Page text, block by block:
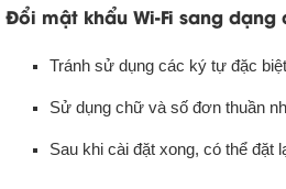
Đổi mật khẩu Wi-Fi sang dạng
Tránh sử dụng các ký tự đặc
Sử dụng chữ và số đơn thuần
Sau khi cài đặt xong, có thể đặt